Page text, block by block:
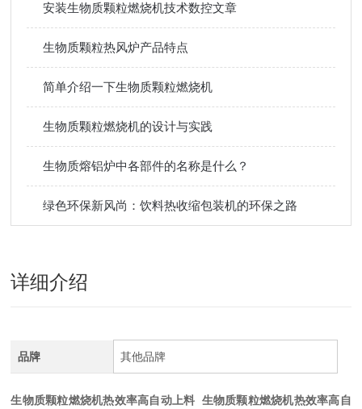
安装生物质颗粒燃烧机技术数控文章
生物质颗粒热风炉产品特点
简单介绍一下生物质颗粒燃烧机
生物质颗粒燃烧机的设计与实践
生物质熔铝炉中各部件的名称是什么？
绿色环保新风尚：饮料热收缩包装机的环保之路
详细介绍
品牌 其他品牌
生物质颗粒燃烧机热效率高自动上料 生物质颗粒燃烧机热效率高自